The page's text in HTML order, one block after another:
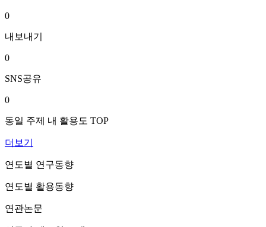
0
내보내기
0
SNS공유
0
동일 주제 내 활용도 TOP
더보기
연도별 연구동향
연도별 활용동향
연관논문